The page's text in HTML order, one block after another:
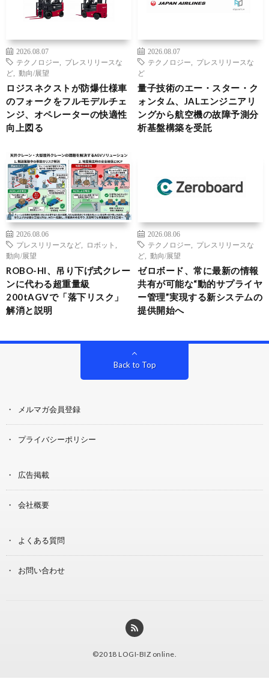
2026.08.07
テクノロジー
プレスリリースな
ど
動向/展望
ロジスネクストが防爆仕様車
のフォークをフルモデルチェ
ンジ、オペレーターの快適性
向上図る
2026.08.07
テクノロジー
プレスリリースな
ど
量子技術のエー・スター・ク
ォンタム、JALエンジニアリ
ングから航空機の故障予測分
析基盤構築を受託
2026.08.06
プレスリリースなど
ロボット
動向/展望
ROBO-HI、吊り下げ式クレー
ンに代わる超重量級
200tAGVで「落下リスク」
解消と説明
2026.08.06
テクノロジー
プレスリリースな
ど
動向/展望
ゼロボード、常に最新の情報
共有が可能な“動的サプライヤ
ー管理”実現する新システムの
提供開始へ
Back to Top
メルマガ会員登録
プライバシーポリシー
広告掲載
会社概要
よくある質問
お問い合わせ
©2018 LOGI-BIZ online.